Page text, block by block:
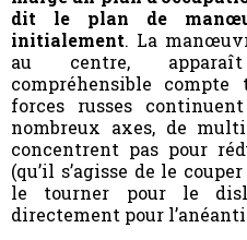
dit le plan de
initialement. La
au centre,
compréhensible
forces russes
nombreux axes, de
concentrent pas pour
(qu’il s’agisse de le
le tourner pour le
directement pour